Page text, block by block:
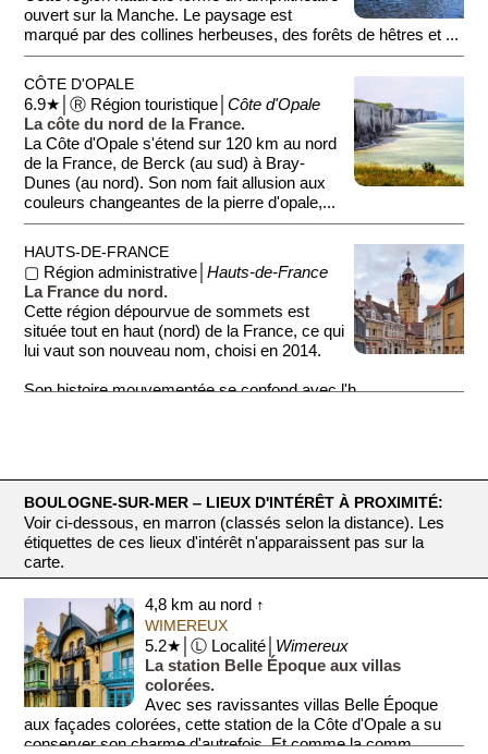
ouvert sur la Manche. Le paysage est
marqué par des collines herbeuses, des forêts de hêtres et ...
CÔTE D'OPALE
6.9★│Ⓡ Région touristique│Côte d'Opale
La côte du nord de la France.
La Côte d'Opale s'étend sur 120 km au nord
de la France, de Berck (au sud) à Bray-
Dunes (au nord). Son nom fait allusion aux
couleurs changeantes de la pierre d'opale,...
HAUTS-DE-FRANCE
▢ Région administrative│Hauts-de-France
La France du nord.
Cette région dépourvue de sommets est
située tout en haut (nord) de la France, ce qui
lui vaut son nouveau nom, choisi en 2014.
Son histoire mouvementée se confond avec l'h...
BOULOGNE-SUR-MER ‒ LIEUX D'INTÉRÊT À PROXIMITÉ:
Voir ci-dessous, en marron (classés selon la distance). Les
étiquettes de ces lieux d'intérêt n'apparaissent pas sur la
carte.
4,8 km au nord ↑
WIMEREUX
5.2★│Ⓛ Localité│ Wimereux
La station Belle Époque aux villas
colorées.
Avec ses ravissantes villas Belle Époque
aux façades colorées, cette station de la Côte d'Opale a su
conserver son charme d'autrefois. Et comme la comm...